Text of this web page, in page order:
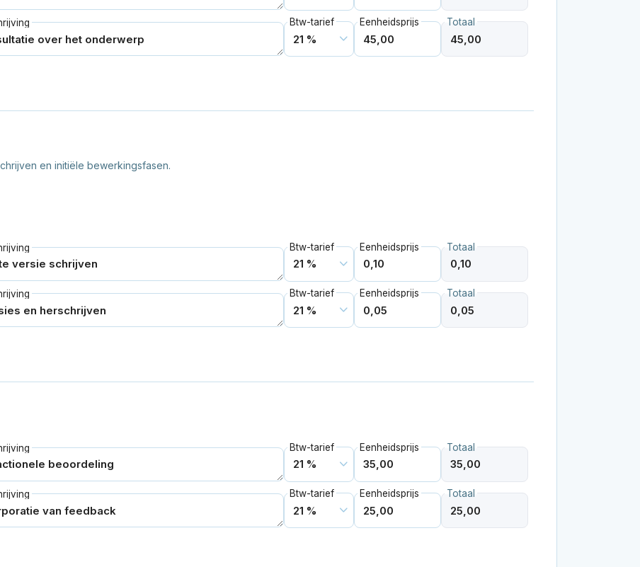
Btw-tarief Eenheidsprijs Totaal
en initiële bewerkingsfasen.
Btw-tarief Eenheidsprijs Totaal
Btw-tarief Eenheidsprijs Totaal
Btw-tarief Eenheidsprijs Totaal
Btw-tarief Eenheidsprijs Totaal